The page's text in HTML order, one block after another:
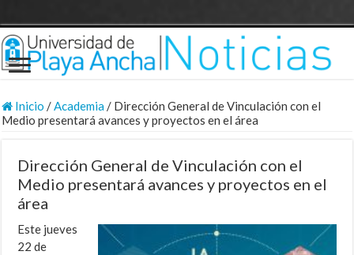
Inicio /Academia/ Dirección General de Vinculación con el
Medio presentará avances y proyectos en el área
Dirección General de Vinculación con el
Medio presentará avances y proyectos en el
área
Este jueves
22 de